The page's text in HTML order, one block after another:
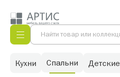
Кухни Спальни Детские